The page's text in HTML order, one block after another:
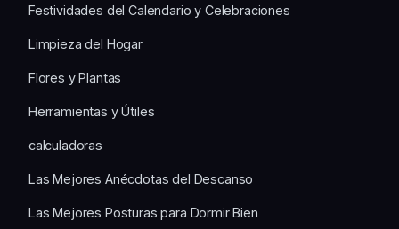
Festividades del Calendario y Celebraciones
Limpieza del Hogar
Flores y Plantas
Herramientas y Útiles
calculadoras
Las Mejores Anécdotas del Descanso
Las Mejores Posturas para Dormir Bien